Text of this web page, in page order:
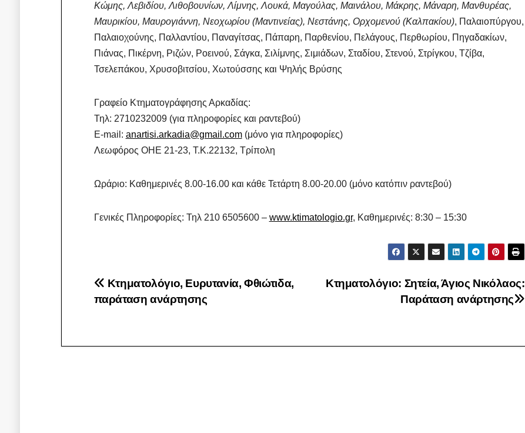
Κώμης, Λεβιδίου, Λιθοβουνίων, Λίμνης, Λουκά, Μαγούλας, Μαινάλου, Μάκρης, Μάναρη, Μανθυρέας,
Μαυρικίου, Μαυρογιάννη, Νεοχωρίου (Μαντινείας), Νεστάνης, Ορχομενού (Καλπακίου), Παλαιοπύργου,
Παλαιοχούνης, Παλλαντίου, Παναγίτσας, Πάπαρη, Παρθενίου, Πελάγους, Περθωρίου, Πηγαδακίων,
Πιάνας, Πικέρνη, Ριζών, Ροεινού, Σάγκα, Σιλίμνης, Σιμιάδων, Σταδίου, Στενού, Στρίγκου, Τζίβα,
Τσελεπάκου, Χρυσοβιτσίου, Χωτούσσης και Ψηλής Βρύσης
Γραφείο Κτηματογράφησης Αρκαδίας:
Τηλ: 2710232009 (για πληροφορίες και ραντεβού)
E-mail: anartisi.arkadia@gmail.com(μόνο για πληροφορίες)
Λεωφόρος ΟΗΕ 21-23, Τ.Κ.22132, Τρίπολη
Ωράριο: Καθημερινές 8.00-16.00 και κάθε Τετάρτη 8.00-20.00 (μόνο κατόπιν ραντεβού)
Γενικές Πληροφορίες: Τηλ 210 6505600 – www.ktimatologio.gr, Καθημερινές: 8:30 – 15:30
Πλοήγηση
άρθρων
Κτηματολόγιο: Σητεία, Άγιος Νικόλαος:
Παράταση ανάρτησης
Κτηματολόγιο, Ευρυτανία, Φθιώτιδα,
παράταση ανάρτησης